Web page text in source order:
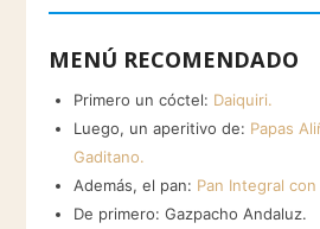
MENÚ RECOMENDADO
Primero un cóctel: Daiquiri.
Luego, un aperitivo de: Papas
Gaditano.
Además, el pan: Pan Integral
De primero: Gazpacho Andaluz.